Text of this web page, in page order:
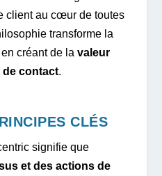
client au cœur de toutes
transforme la
créant de lavaleur
de contact.
CLÉS
signifie que
et des actions de